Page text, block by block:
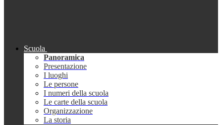
Scuola
Panoramica
Presentazione
I luoghi
Le persone
I numeri della scuola
Le carte della scuola
Organizzazione
La storia